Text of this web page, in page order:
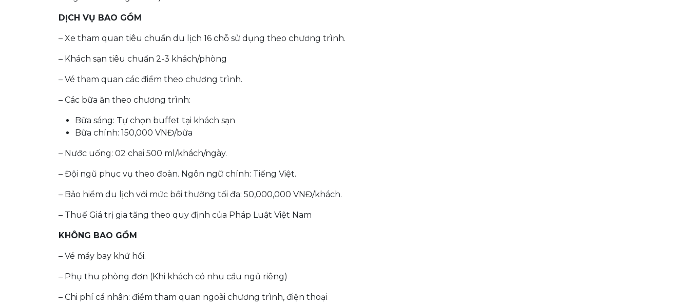
DỊCH VỤ BAO GỒM
– Xe tham quan tiêu chuẩn du lịch 16 chỗ sử dụng theo chương trình.
– Khách sạn tiêu chuẩn 2-3 khách/phòng
– Vé tham quan các điểm theo chương trình.
– Các bữa ăn theo chương trình:
Bữa sáng: Tự chọn buffet tại khách sạn
Bữa chính: 150,000 VNĐ/bữa
– Nước uống: 02 chai 500 ml/khách/ngày.
– Đội ngũ phục vụ theo đoàn. Ngôn ngữ chính: Tiếng Việt.
– Bảo hiểm du lịch với mức bồi thường tối đa: 50,000,000 VNĐ/khách.
– Thuế Giá trị gia tăng theo quy định của Pháp Luật Việt Nam
KHÔNG BAO GỒM
– Vé máy bay khứ hồi.
– Phụ thu phòng đơn (Khi khách có nhu cầu ngủ riêng)
– Chi phí cá nhân: điểm tham quan ngoài chương trình, điện thoại